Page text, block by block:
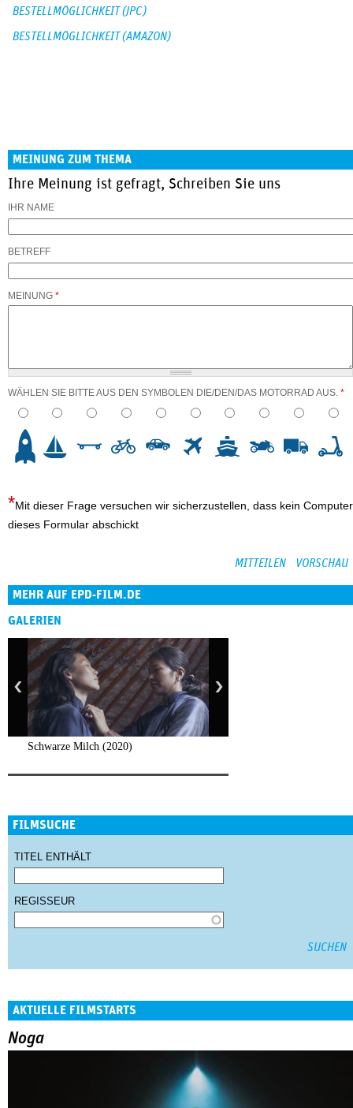
BESTELLMÖGLICHKEIT (JPC)
BESTELLMÖGLICHKEIT (AMAZON)
MEINUNG ZUM THEMA
Ihre Meinung ist gefragt, Schreiben Sie uns
IHR NAME
BETREFF
MEINUNG *
WÄHLEN SIE BITTE AUS DEN SYMBOLEN DIE/DEN/DAS MOTORRAD AUS. *
Mit dieser Frage versuchen wir sicherzustellen, dass kein Computer
dieses Formular abschickt
MEHR AUF EPD-FILM.DE
GALERIEN
Schwarze Milch (2020)
FILMSUCHE
TITEL ENTHÄLT
REGISSEUR
AKTUELLE FILMSTARTS
Noga